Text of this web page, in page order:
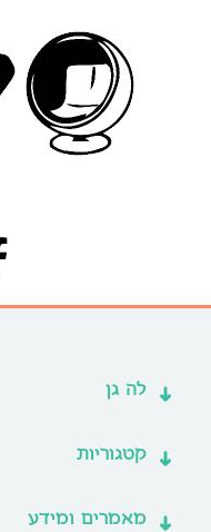
לה גן
קטגוריות
מאמרים ומידע